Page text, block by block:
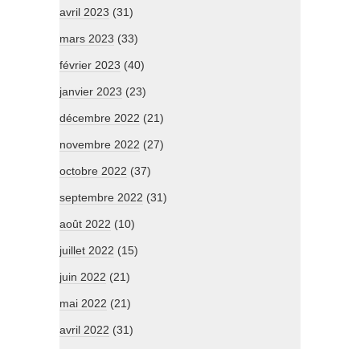
avril 2023 (31)
mars 2023 (33)
février 2023 (40)
janvier 2023 (23)
décembre 2022 (21)
novembre 2022 (27)
octobre 2022 (37)
septembre 2022 (31)
août 2022 (10)
juillet 2022 (15)
juin 2022 (21)
mai 2022 (21)
avril 2022 (31)